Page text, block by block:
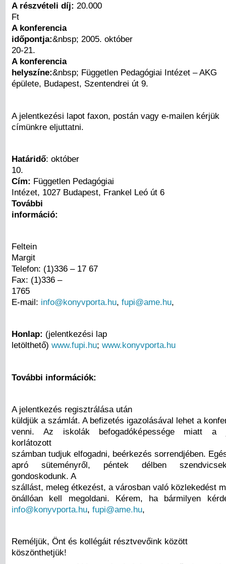
A részvételi díj: 20.000
Ft
A konferencia
időpontja:&nbsp; 2005. október
20-21.
A konferencia
helyszíne:&nbsp; Független Pedagógiai Intézet – AKG
épülete, Budapest, Szentendrei út 9.
A jelentkezési lapot faxon, postán vagy e-mailen kérjük
címünkre eljuttatni.
Határidő: október
10.
Cím: Független Pedagógiai
Intézet, 1027 Budapest, Frankel Leó út 6
További
információ:
Feltein
Margit
Telefon: (1)336 – 17 67
Fax: (1)336 –
1765
E-mail: info@konyvporta.hu, fupi@ame.hu,
Honlap: (jelentkezési lap
letölthető) www.fupi.hu; www.konyvporta.hu
További információk:
A jelentkezés regisztrálása után
küldjük a számlát. A befizetés igazolásával lehet a
venni. Az iskolák befogadóképessége miatt a
korlátozott
számban tudjuk elfogadni, beérkezés sorrendjében.
apró süteményről, péntek délben
gondoskodunk. A
szállást, meleg étkezést, a városban való közlekedést
önállóan kell megoldani. Kérem, ha bármilyen
info@konyvporta.hu, fupi@ame.hu,
Reméljük, Önt és kollégáit résztvevőink között
köszönthetjük!